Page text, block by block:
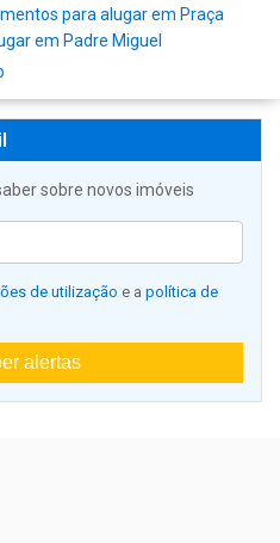
para alugar em Praça
em Padre Miguel
sobre novos imóveis
de utilização e a política de
alertas